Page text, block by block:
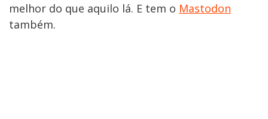
melhor do que aquilo lá. E tem o Mastodon
também.